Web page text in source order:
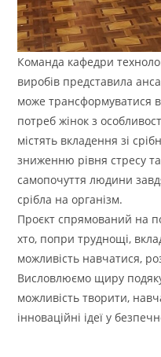
Команда кафедри
виробів представила
може трансформуватися
потреб жінок з
містять вкладення зі
зниженню рівня стресу
самопочуття людини
срібла на організм.
Проєкт спрямований на
хто, попри труднощі,
можливість навчатися,
Висловлюємо щиру
можливість творити,
інноваційні ідеї у